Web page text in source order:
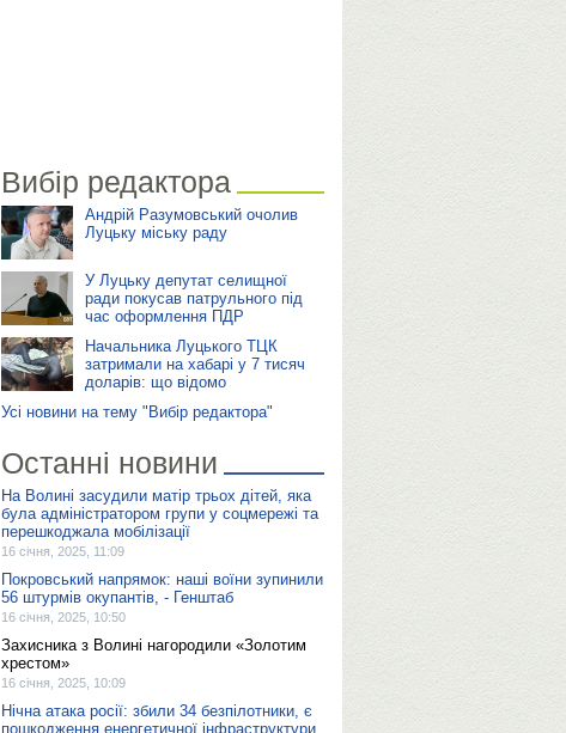
Вибір редактора
Андрій Разумовський очолив
Луцьку міську раду
У Луцьку депутат селищної
ради покусав патрульного під
час оформлення ПДР
Начальника Луцького ТЦК
затримали на хабарі у 7 тисяч
доларів: що відомо
Усі новини на тему "Вибір редактора"
Останні новини
На Волині засудили матір трьох дітей, яка
була адміністратором групи у соцмережі та
перешкоджала мобілізації
16 січня, 2025, 11:09
Покровський напрямок: наші воїни зупинили
56 штурмів окупантів, - Генштаб
16 січня, 2025, 10:50
Захисника з Волині нагородили «Золотим
хрестом»
16 січня, 2025, 10:09
Нічна атака росії: збили 34 безпілотники, є
пошкодження енергетичної інфраструктури